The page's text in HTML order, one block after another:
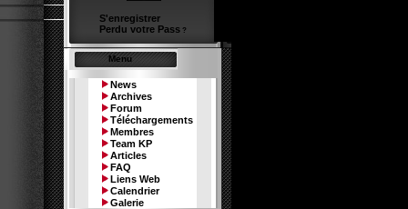
S'enregistrer
Perdu votre Pass ?
Menu
News
Archives
Forum
Téléchargements
Membres
Team KP
Articles
FAQ
Liens Web
Calendrier
Galerie